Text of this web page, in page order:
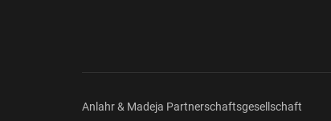
Anlahr & Madeja Partnerschaftsgesellschaft